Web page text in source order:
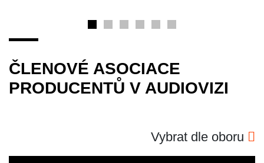
ČLENOVÉ ASOCIACE
PRODUCENTŮ V AUDIOVIZI
Vybrat dle oboru